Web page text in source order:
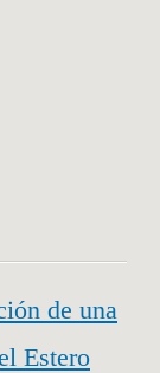
de una
Estero